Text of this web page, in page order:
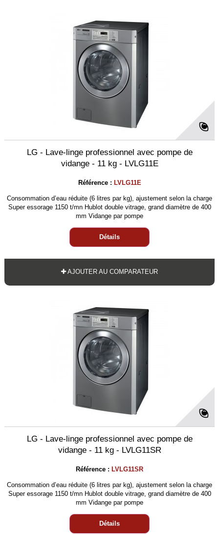
LG - Lave-linge professionnel avec pompe de
vidange - 11 kg - LVLG11E
Référence : LVLG11E
Consommation d’eau réduite (6 litres par kg), ajustement selon la charge
Super essorage 1150 t/mn Hublot double vitrage, grand diamètre de 400
mm Vidange par pompe
Détails
AJOUTER AU COMPARATEUR
LG - Lave-linge professionnel avec pompe de
vidange - 11 kg - LVLG11SR
Référence : LVLG11SR
Consommation d’eau réduite (6 litres par kg), ajustement selon la charge
Super essorage 1150 t/mn Hublot double vitrage, grand diamètre de 400
mm Vidange par pompe
Détails